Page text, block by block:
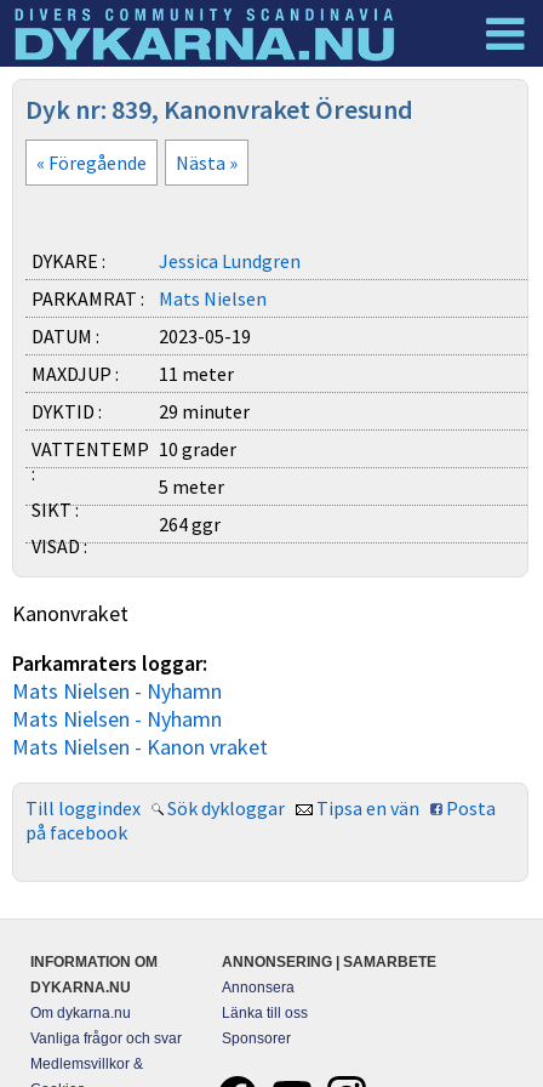
Dyknyheter
Dyk nr: 839, Kanonvraket Öresund
« Föregående Nästa »
DYKARE :
Jessica Lundgren
PARKAMRAT :
Mats Nielsen
DATUM :
2023-05-19
MAXDJUP :
11 meter
DYKTID :
29 minuter
VATTENTEMP
:
10 grader
SIKT :
5 meter
VISAD :
264 ggr
Kanonvraket
Parkamraters loggar:
Mats Nielsen - Nyhamn
Mats Nielsen - Nyhamn
Mats Nielsen - Kanon vraket
Till loggindex Sök dykloggar Tipsa en vän
Posta
på facebook
INFORMATION OM
DYKARNA.NU
Om dykarna.nu
Vanliga frågor och svar
Medlemsvillkor &
ANNONSERING | SAMARBETE
Annonsera
Länka till oss
Sponsorer